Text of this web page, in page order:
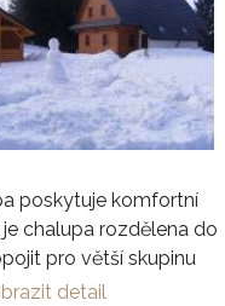
poskytuje komfortní
chalupa rozdělena do
pro větší skupinu
detail